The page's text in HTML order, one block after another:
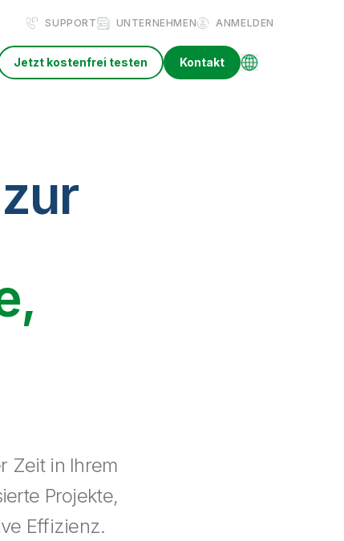
SUPPORT UNTERNEHMEN ANMELDEN
Jetzt kostenfrei testen Kontakt
Zeit in Ihrem
Projekte,
Effizienz.